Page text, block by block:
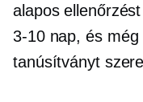
alapos
3-10 nap, ésmég
tanúsítványt